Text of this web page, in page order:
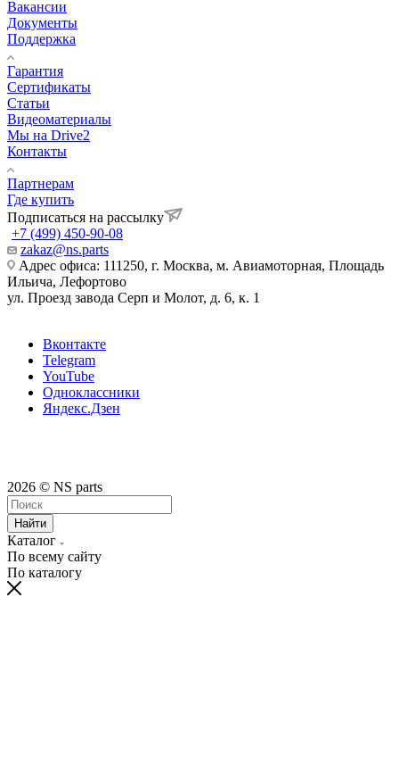
Вакансии
Документы
Поддержка
Гарантия
Сертификаты
Статьи
Видеоматериалы
Мы на Drive2
Контакты
Партнерам
Где купить
Подписаться на рассылку
+7 (499) 450-90-08
zakaz@ns.parts
Адрес офиса: 111250, г. Москва, м. Авиамоторная, Площадь
Ильича, Лефортово
ул. Проезд завода Серп и Молот, д. 6, к. 1
Вконтакте
Telegram
YouTube
Одноклассники
Яндекс.Дзен
2026 © NS parts
Найти
Каталог
По всему сайту
По каталогу